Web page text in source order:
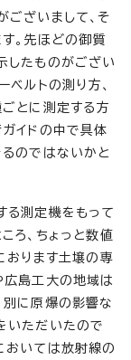
ございまして、そ
。先ほどの御質
したものがござい
ベルトの測り方、
とに測定する方
イドの中で具体
のではないかと
る測定機をもって
ろ、ちょっと数値
おります土壌の専
広島工大の地域は
別に原爆の影響な
いただいたので
おいては放射線の